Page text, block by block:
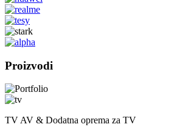
Proizvodi
TV AV & Dodatna oprema za TV